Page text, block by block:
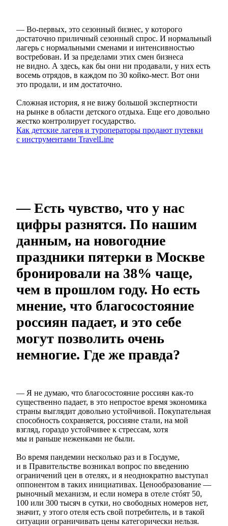
— Во-первых, это сезонный бизнес, у которого
достаточно приличный сезонный спрос. И нормальный
лагерь с нормальными сменами и интенсивностью
востребован. И за пределами этих смен бизнеса
не видно. А здесь, как бы они ни продавали, у них есть
восемь отрядов, в каждом по 30 койко-мест. Вот они
это продали, и им достаточно.
Сложная история, я не вижу большой экспертности
на рынке в области детского отдыха. Еще его довольно
жестко контролирует государство.
Как детские лагеря и туроператоры продают путевки
с инструментами TravelLine
— Есть чувство, что у нас
цифры разнятся. По нашим
данным, на новогодние
праздники пятерки в Москве
бронировали на 38% чаще,
чем в прошлом году. Но есть
мнение, что благосостояние
россиян падает, и это себе
могут позволить очень
немногие. Где же правда?
— Я не думаю, что благосостояние россиян как-то
существенно падает, в это непростое время экономика
страны выглядит довольно устойчивой. Покупательная
способность сохраняется, россияне стали, на мой
взгляд, гораздо устойчивее к стрессам, хотя
мы и раньше неженками не были.
Во время пандемии несколько раз и в Госдуме,
и в Правительстве возникал вопрос по введению
ограничений цен в отелях, и я неоднократно выступал
оппонентом в таких инициативах. Ценообразование —
рыночный механизм, и если номера в отеле стóят 50,
100 или 300 тысяч в сутки, но свободных номеров нет,
значит, у этого отеля есть свой потребитель, и в такой
ситуации ограничивать цены категорически нельзя.